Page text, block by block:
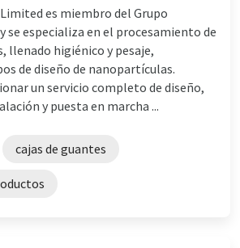
es miembro del Grupo
se especializa en el procesamiento de
llenado higiénico y pesaje,
de diseño de nanopartículas.
un servicio completo de diseño,
y puesta en marcha ...
cajas de guantes